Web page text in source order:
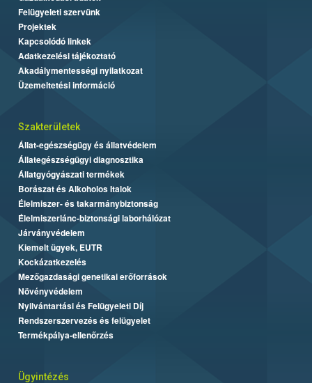
Felügyeleti szervünk
Projektek
Kapcsolódó linkek
Adatkezelési tájékoztató
Akadálymentességi nyilatkozat
Üzemeltetési információ
Szakterületek
Állat-egészségügy és állatvédelem
Állategészségügyi diagnosztika
Állatgyógyászati termékek
Borászat és Alkoholos Italok
Élelmiszer- és takarmánybiztonság
Élelmiszerlánc-biztonsági laborhálózat
Járványvédelem
Kiemelt ügyek, EUTR
Kockázatkezelés
Mezőgazdasági genetikai erőforrások
Növényvédelem
Nyilvántartási és Felügyeleti Díj
Rendszerszervezés és felügyelet
Termékpálya-ellenőrzés
Ügyintézés